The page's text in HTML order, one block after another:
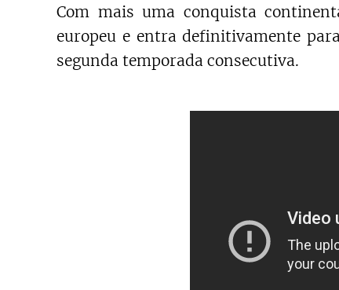
Com mais uma conquista
europeu e entra definitivamente
segunda temporada consecutiva.